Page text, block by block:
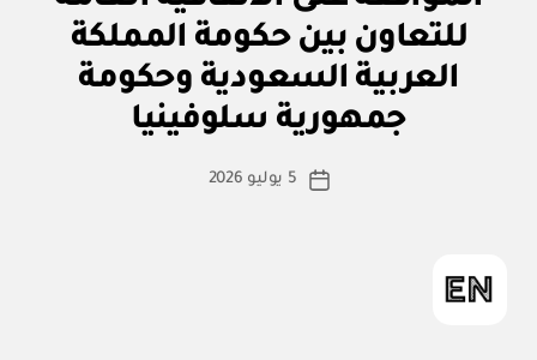
للتعاون بين حكومة المملكة
العربية السعودية وحكومة
جمهورية سلوفينيا
كاتب
بو
ا
س
ة
تاريخ
5 يوليو 2026